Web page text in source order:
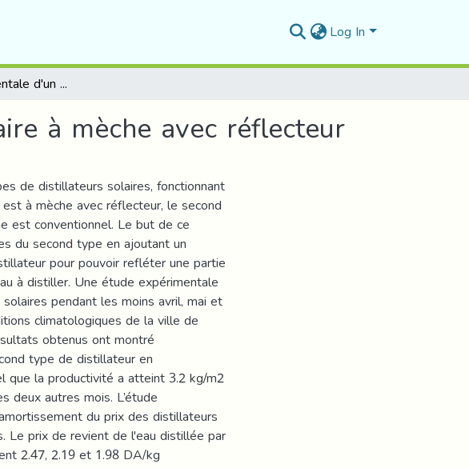
Log In
Étude expérimentale d'un distillateur solaire à mèche avec réflecteur
à mèche avec réflecteur
de distillateurs solaires, fonctionnant
à mèche avec réflecteur, le second
est conventionnel. Le but de ce
du second type en ajoutant un
pour pouvoir refléter une partie
à distiller. Une étude expérimentale
pendant les moins avril, mai et
climatologiques de la ville de
obtenus ont montré
type de distillateur en
que la productivité a atteint 3.2 kg/m2
deux autres mois. L’étude
du prix des distillateurs
prix de revient de l'eau distillée par
2.47, 2.19 et 1.98 DA/kg